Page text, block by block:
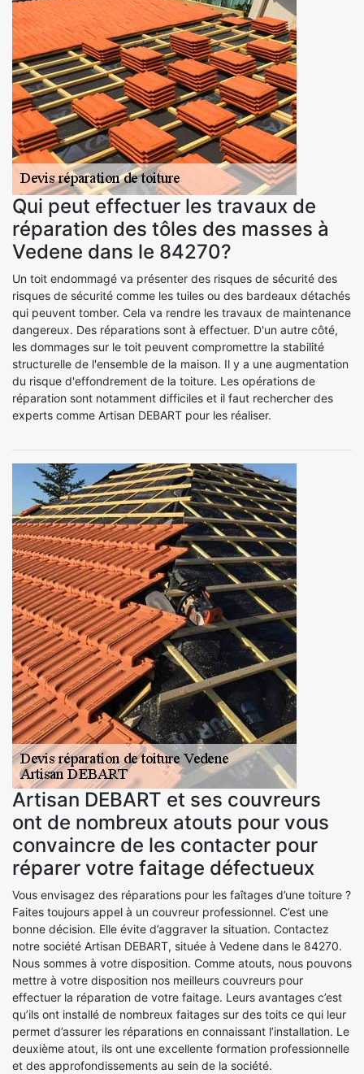
Qui peut effectuer les travaux de
réparation des tôles des masses à
Vedene dans le 84270?
Un toit endommagé va présenter des risques de sécurité des
risques de sécurité comme les tuiles ou des bardeaux détachés
qui peuvent tomber. Cela va rendre les travaux de maintenance
dangereux. Des réparations sont à effectuer. D'un autre côté,
les dommages sur le toit peuvent compromettre la stabilité
structurelle de l'ensemble de la maison. Il y a une augmentation
du risque d'effondrement de la toiture. Les opérations de
réparation sont notamment difficiles et il faut rechercher des
experts comme Artisan DEBART pour les réaliser.
Artisan DEBART et ses couvreurs
ont de nombreux atouts pour vous
convaincre de les contacter pour
réparer votre faitage défectueux
Vous envisagez des réparations pour les faîtages d’une toiture ?
Faites toujours appel à un couvreur professionnel. C’est une
bonne décision. Elle évite d’aggraver la situation. Contactez
notre société Artisan DEBART, située à Vedene dans le 84270.
Nous sommes à votre disposition. Comme atouts, nous pouvons
mettre à votre disposition nos meilleurs couvreurs pour
effectuer la réparation de votre faitage. Leurs avantages c’est
qu’ils ont installé de nombreux faitages sur des toits ce qui leur
permet d’assurer les réparations en connaissant l’installation. Le
deuxième atout, ils ont une excellente formation professionnelle
et des approfondissements au sein de la société.